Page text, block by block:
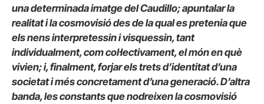
una determinada imatge del Caudillo; apuntalar la
realitat i la cosmovisió des de la qual es pretenia que
els nens interpretessin i visquessin, tant
individualment, com col·lectivament, el món en què
vivien; i, finalment, forjar els trets d’identitat d’una
societat i més concretament d’una generació. D’altra
banda, les constants que nodreixen la cosmovisió